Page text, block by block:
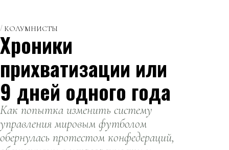
Алматы
Алматы,
сменив на этом
посту Ерболата
Досаева.
КОЛУМНИСТЫ
Хроники
прихватизации или
9 дней одного года
Как попытка изменить систему
управления мировым футболом
обернулась протестом конфедераций,